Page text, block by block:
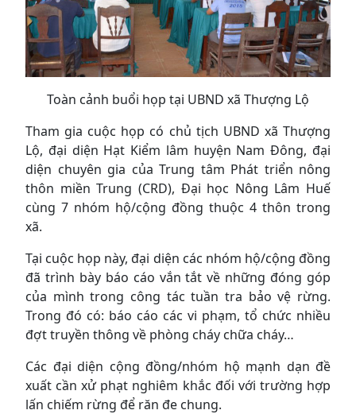
Toàn cảnh buổi họp tại UBND xã Thượng Lộ
Tham gia cuộc họp có chủ tịch UBND xã Thượng
Lộ, đại diện Hạt Kiểm lâm huyện Nam Đông, đại
diện chuyên gia của Trung tâm Phát triển nông
thôn miền Trung (CRD), Đại học Nông Lâm Huế
cùng 7 nhóm hộ/cộng đồng thuộc 4 thôn trong
xã.
Tại cuộc họp này, đại diện các nhóm hộ/cộng đồng
đã trình bày báo cáo vắn tắt về những đóng góp
của mình trong công tác tuần tra bảo vệ rừng.
Trong đó có: báo cáo các vi phạm, tổ chức nhiều
đợt truyền thông về phòng cháy chữa cháy…
Các đại diện cộng đồng/nhóm hộ mạnh dạn đề
xuất cần xử phạt nghiêm khắc đối với trường hợp
lấn chiếm rừng để răn đe chung.